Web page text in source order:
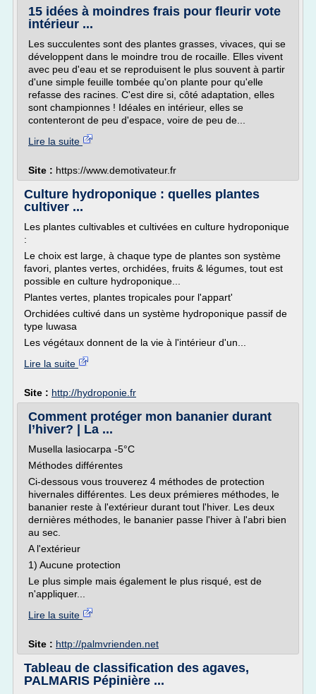
15 idées à moindres frais pour fleurir vote
intérieur ...
Les succulentes sont des plantes grasses, vivaces, qui se
développent dans le moindre trou de rocaille. Elles vivent
avec peu d'eau et se reproduisent le plus souvent à partir
d'une simple feuille tombée qu'on plante pour qu'elle
refasse des racines. C'est dire si, côté adaptation, elles
sont championnes ! Idéales en intérieur, elles se
contenteront de peu d'espace, voire de peu de...
Lire la suite
Site : https://www.demotivateur.fr
Culture hydroponique : quelles plantes
cultiver ...
Les plantes cultivables et cultivées en culture hydroponique
:
Le choix est large, à chaque type de plantes son système
favori, plantes vertes, orchidées, fruits & légumes, tout est
possible en culture hydroponique...
Plantes vertes, plantes tropicales pour l'appart'
Orchidées cultivé dans un système hydroponique passif de
type luwasa
Les végétaux donnent de la vie à l'intérieur d'un...
Lire la suite
Site : http://hydroponie.fr
Comment protéger mon bananier durant
l’hiver? | La ...
Musella lasiocarpa -5°C
Méthodes différentes
Ci-dessous vous trouverez 4 méthodes de protection
hivernales différentes. Les deux prémieres méthodes, le
bananier reste à l'extérieur durant tout l'hiver. Les deux
dernières méthodes, le bananier passe l'hiver à l'abri bien
au sec.
A l'extérieur
1) Aucune protection
Le plus simple mais également le plus risqué, est de
n'appliquer...
Lire la suite
Site : http://palmvrienden.net
Tableau de classification des agaves,
PALMARIS Pépinière ...